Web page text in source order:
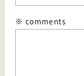
※ comments